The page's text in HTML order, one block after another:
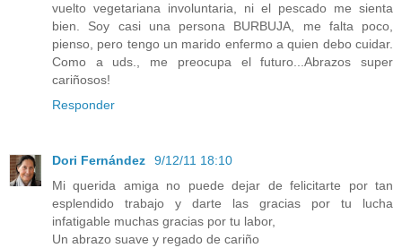
vuelto vegetariana involuntaria, ni el pescado me sienta
bien. Soy casi una persona BURBUJA, me falta poco,
pienso, pero tengo un marido enfermo a quien debo cuidar.
Como a uds., me preocupa el futuro...Abrazos super
cariñosos!
Responder
Dori Fernández
9/12/11 18:10
Mi querida amiga no puede dejar de felicitarte por tan
esplendido trabajo y darte las gracias por tu lucha
infatigable muchas gracias por tu labor,
Un abrazo suave y regado de cariño